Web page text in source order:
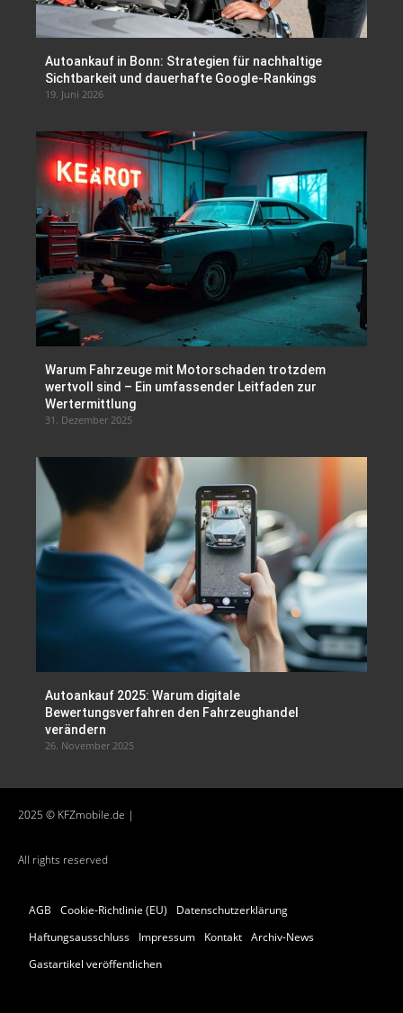
Autoankauf in Bonn: Strategien für nachhaltige
Sichtbarkeit und dauerhafte Google-Rankings
19. Juni 2026
Warum Fahrzeuge mit Motorschaden trotzdem
wertvoll sind – Ein umfassender Leitfaden zur
Wertermittlung
31. Dezember 2025
Autoankauf 2025: Warum digitale
Bewertungsverfahren den Fahrzeughandel
verändern
26. November 2025
2025 © KFZmobile.de |
All rights reserved
AGB Cookie-Richtlinie (EU)
Datenschutzerklärung
Haftungsausschluss
Impressum Kontakt Archiv-News
Gastartikel veröffentlichen